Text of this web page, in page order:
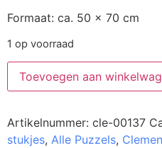
Formaat: ca. 50 x 70 cm
1 op voorraad
Toevoegen aan
Artikelnummer: cle-00137
stukjes, Alle Puzzels,